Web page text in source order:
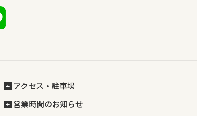
アクセス・駐車場
営業時間のお知らせ